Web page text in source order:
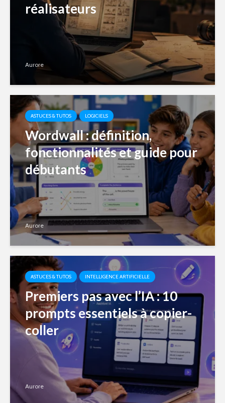
réalisateurs
Aurore
ASTUCES & TUTOS LOGICIELS
Wordwall : définition,
fonctionnalités et guide pour
débutants
Aurore
ASTUCES & TUTOS INTELLIGENCE ARTIFICIELLE
Premiers pas avec l’IA : 10
prompts essentiels à copier-
coller
Aurore